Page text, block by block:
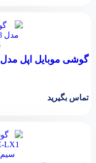
گوشی موبایل اپل مدل iPhone 8 ظرفیت 64گیگابایت
تماس بگیرید